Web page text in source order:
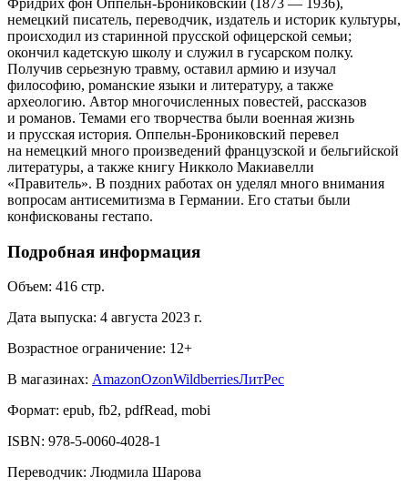
Фридрих фон Оппельн-Брониковский (1873 — 1936),
немецкий писатель, переводчик, издатель и историк культуры,
происходил из старинной прусской офицерской семьи;
окончил кадетскую школу и служил в гусарском полку.
Получив серьезную травму, оставил армию и изучал
философию, романские языки и литературу, а также
археологию. Автор многочисленных повестей, рассказов
и романов. Темами его творчества были военная жизнь
и прусская история. Оппельн-Брониковский перевел
на немецкий много произведений французской и бельгийской
литературы, а также книгу Никколо Макиавелли
«Правитель». В поздних работах он уделял много внимания
вопросам антисемитизма в Германии. Его статьи были
конфискованы гестапо.
Подробная информация
Объем: 416 стр.
Дата выпуска: 4 августа 2023 г.
Возрастное ограничение: 12+
В магазинах: AmazonOzonWildberriesЛитРес
Формат: epub, fb2, pdfRead, mobi
ISBN: 978-5-0060-4028-1
Переводчик: Людмила Шарова